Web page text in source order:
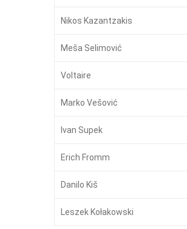
Nikos Kazantzakis
Meša Selimović
Voltaire
Marko Vešović
Ivan Supek
Erich Fromm
Danilo Kiš
Leszek Kołakowski